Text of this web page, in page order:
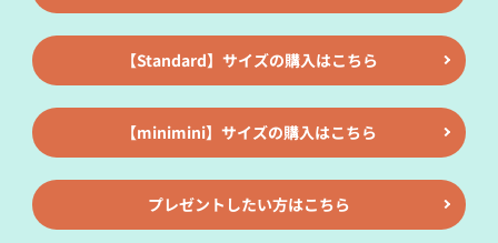
【Standard】サイズの購入はこちら
【minimini】サイズの購入はこちら
プレゼントしたい方はこちら